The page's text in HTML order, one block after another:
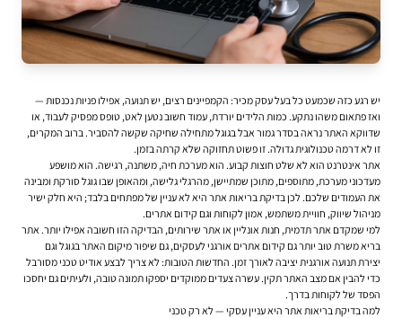
יש רגע כזה שכמעט כל בעל עסק מכיר: הקמפיינים רצים, יש תנועה, אפילו פניות נכנסות —
ואז פתאום משהו נתקע. כמות הלידים יורדת, עמוד חשוב נטען לאט, טופס מפסיק לעבוד, או
שדווקא האתר נראה בסדר גמור אבל בגוגל מתחילה שחיקה שקשה להסביר. ברוב המקרים,
זו לא דרמה טכנולוגית גדולה. זו פשוט תחזוקה שלא קרתה בזמן.
אתר אינטרנט הוא לא שלט חוצות קבוע. הוא מערכת חיה, משתנה, רגישה. הוא מושפע
מעדכוני מערכת, מתוספים, מתוכן שמתיישן, מהרגלי גלישה, ומהאופן שבו גוגל סורקת ומבינה
את העמודים שלכם. לכן בדיקת בריאות אתר היא לא עניין של מפתחים בלבד; היא חלק ישיר
מניהול שיווק, חוויית משתמש, אמון לקוחות וגם קידום אתרים.
למי שמקדם אתר תדמית, חנות אונליין או אתר שירותים, הבדיקה הזו חשובה אפילו יותר. אתר
בריא משרת טוב יותר גם קידום אתרים אורגני לעסקים, גם שיפור מיקום האתר בגוגל וגם
יצירת תנועה אורגנית יציבה לאורך זמן. החדשות הטובות: לא צריך לבצע אודיט טכני מסורבל
כדי להבין אם מצב האתר תקין. עשרה צעדים ממוקדים יספקו תמונה טובה, ולעיתים גם יחסכו
הפסד של לקוחות בדרך.
למה בדיקת בריאות אתר היא עניין עסקי — לא רק טכני